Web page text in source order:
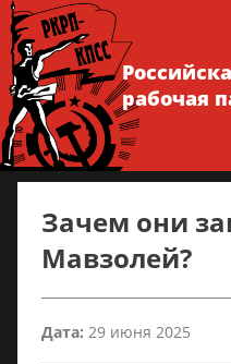
рабочая
Зачем они
Мавзолей?
Дата: 29 июня 2025